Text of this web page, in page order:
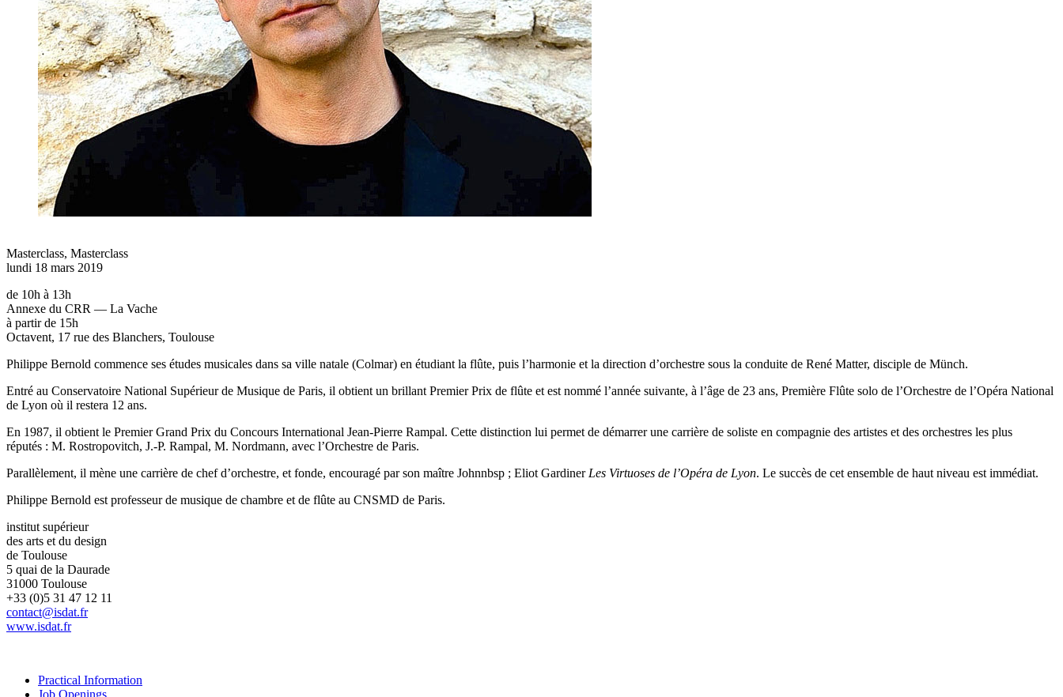
Masterclass, Masterclass
lundi 18 mars 2019
de 10h à 13h
Annexe du CRR — La Vache
à partir de 15h
Octavent, 17 rue des Blanchers, Toulouse
Philippe Bernold commence ses études musicales dans sa ville natale (Colmar) en étudiant la flûte, puis l’harmonie et la direction d’orchestre sous la conduite de René Matter, disciple de Münch.
Entré au Conservatoire National Supérieur de Musique de Paris, il obtient un brillant Premier Prix de flûte et est nommé l’année suivante, à l’âge de 23 ans, Première Flûte solo de l’Orchestre de l’Opéra National
de Lyon où il restera 12 ans.
En 1987, il obtient le Premier Grand Prix du Concours International Jean-Pierre Rampal. Cette distinction lui permet de démarrer une carrière de soliste en compagnie des artistes et des orchestres les plus
réputés : M. Rostropovitch, J.-P. Rampal, M. Nordmann, avec l’Orchestre de Paris.
Parallèlement, il mène une carrière de chef d’orchestre, et fonde, encouragé par son maître Johnnbsp ; Eliot Gardiner Les Virtuoses de l’Opéra de Lyon. Le succès de cet ensemble de haut niveau est immédiat.
Philippe Bernold est professeur de musique de chambre et de flûte au CNSMD de Paris.
institut supérieur
des arts et du design
de Toulouse
5 quai de la Daurade
31000 Toulouse
+33 (0)5 31 47 12 11
contact@isdat.fr
www.isdat.fr
Practical Information